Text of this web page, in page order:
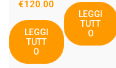
€120.00
LEGGI
TUTT
O
LEGGI
TUTT
O